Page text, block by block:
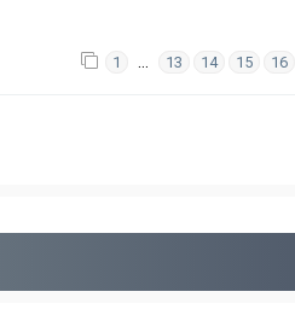
1 … 13 14 15 16